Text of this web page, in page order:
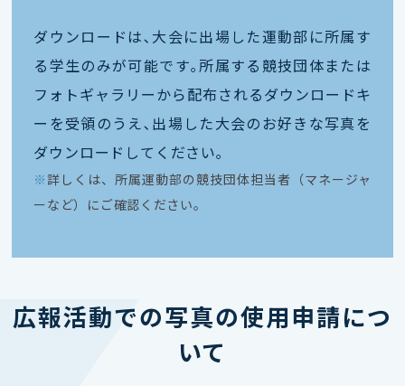
ダウンロードは､大会に出場した運動部に所属す
る学生のみが可能です｡所属する競技団体または
フォトギャラリーから配布されるダウンロードキ
ーを受領のうえ､出場した大会のお好きな写真を
ダウンロードしてください｡
※ 詳しくは、所属運動部の競技団体担当者（マネージャ
ーなど）にご確認ください。
広報活動での写真の使用申請につ
いて